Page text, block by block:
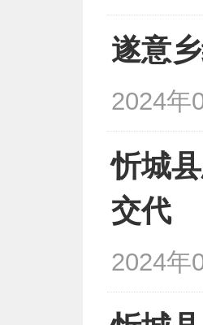
遂意
2024年
忻城
交代
2024年